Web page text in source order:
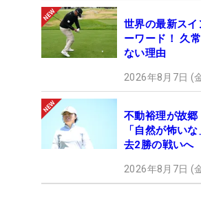
世界の最新ス
ーワード！ 久
ない理由
2026年8月7日 (
不動裕理が故
「自然が怖い
去2勝の戦いへ
2026年8月7日 (